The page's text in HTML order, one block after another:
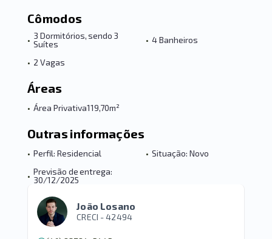
Cômodos
• 3 Dormitórios, sendo 3
Suítes
• 4 Banheiros
• 2 Vagas
Áreas
• Área Privativa119,70m²
Outras informações
• Perfil: Residencial • Situação: Novo
• Previsão de entrega:
30/12/2025
João Losano
CRECI -42494